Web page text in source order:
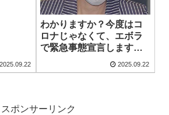
2025.09.22
わかりますか？今度はコ
ロナじゃなくて、エボラ
で緊急事態宣言しますか
2025.09.22
スポンサーリンク